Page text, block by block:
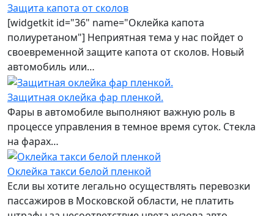
Защита капота от сколов
[widgetkit id="36" name="Оклейка капота
полиуретаном"] Неприятная тема у нас пойдет о
своевременной защите капота от сколов. Новый
автомобиль или…
Защитная оклейка фар пленкой.
Фары в автомобиле выполняют важную роль в
процессе управления в темное время суток. Стекла
на фарах…
Оклейка такси белой пленкой
Если вы хотите легально осуществлять перевозки
пассажиров в Московской области, не платить